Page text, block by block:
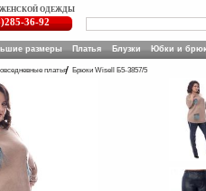
ЖЕНСКОЙ ОДЕЖДЫ
36-92
размеры Платья Блузки Юбки и
платья Брюки Wisell Б5-3857/5